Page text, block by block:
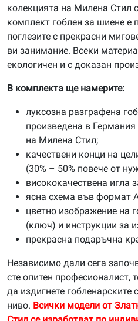
колекцията на Милена Стил
комплект гоблен за шиене е
поглезите с прекрасни
ви занимание. Всеки
екологичен и с доказан
В комплекта ще намерите:
луксозна разграфена
произведена в
на Милена Стил;
качествени конци на
(30% – 50% повече от
висококачествена игла
ясна схема във формат
цветно изображение на
(ключ) и инструкции за
прекрасна подаръчна
Независимо дали сега
сте опитен професионалист,
да издигнете
ниво. Всички модели от